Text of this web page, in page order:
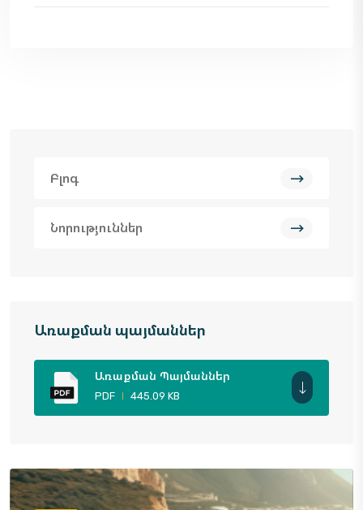
Բլոգ
Նորություններ
Առաքման պայմաններ
Առաքման Պայմաններ
PDF 445.09 KB